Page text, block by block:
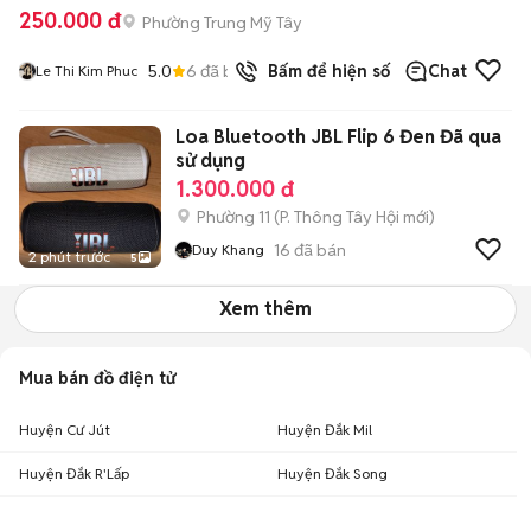
250.000 đ Phường Trung Mỹ Tây
Le Thi Kim Phuc 5.0 6 đã bán Bấm để hiện số Chat
2 phút trước 5
Loa Bluetooth JBL Flip 6 Đen Đã qua
sử dụng
1.300.000 đ
Phường 11 (P. Thông Tây Hội mới)
Duy Khang 16 đã bán
Xem thêm
Mua bán đồ điện tử
Huyện Cư Jút Huyện Đắk Mil
Huyện Đắk R'Lấp Huyện Đắk Song